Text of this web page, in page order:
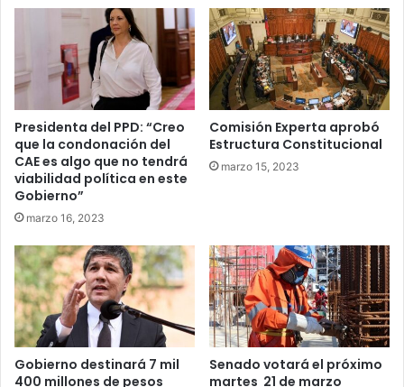
Presidenta del PPD: “Creo
que la condonación del
CAE es algo que no tendrá
viabilidad política en este
Gobierno”
marzo 16, 2023
Comisión Experta aprobó
Estructura Constitucional
marzo 15, 2023
Gobierno destinará 7 mil
400 millones de pesos
Senado votará el próximo
martes 21 de marzo